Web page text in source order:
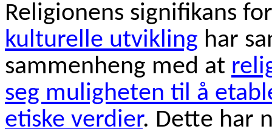
Religionens signifikans
kulturelle utvikling har
sammenheng med at
seg muligheten til å
etiske verdier. Dette har